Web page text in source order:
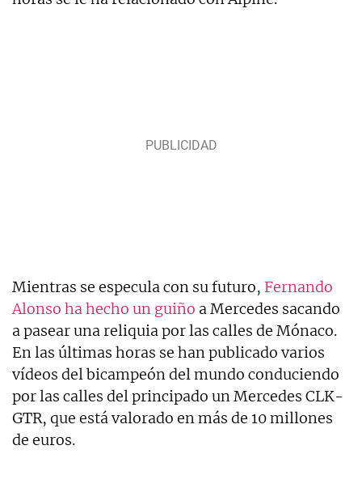
Mientras se especula con su futuro, Fernando
Alonso ha hecho un guiño a Mercedes sacando
a pasear una reliquia por las calles de Mónaco.
En las últimas horas se han publicado varios
vídeos del bicampeón del mundo conduciendo
por las calles del principado un Mercedes CLK-
GTR, que está valorado en más de 10 millones
de euros.